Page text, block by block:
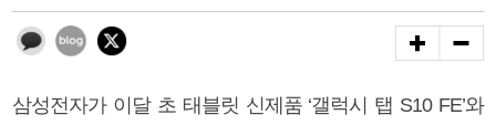
삼성전자가 이달 초 태블릿 신제품 ‘갤럭시 탭 S10 FE’와